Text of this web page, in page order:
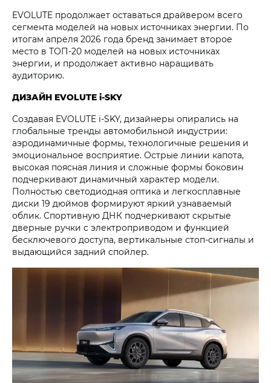
EVOLUTE продолжает оставаться драйвером всего
сегмента моделей на новых источниках энергии. По
итогам апреля 2026 года бренд занимает второе
место в ТОП-20 моделей на новых источниках
энергии, и продолжает активно наращивать
аудиторию.
ДИЗАЙН EVOLUTE i‑SKY
Создавая EVOLUTE i‑SKY, дизайнеры опирались на
глобальные тренды автомобильной индустрии:
аэродинамичные формы, технологичные решения и
эмоциональное восприятие. Острые линии капота,
высокая поясная линия и сложные формы боковин
подчеркивают динамичный характер модели.
Полностью светодиодная оптика и легкосплавные
диски 19 дюймов формируют яркий узнаваемый
облик. Спортивную ДНК подчеркивают скрытые
дверные ручки с электроприводом и функцией
бесключевого доступа, вертикальные стоп-сигналы и
выдающийся задний спойлер.